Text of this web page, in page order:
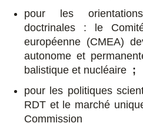
pour les
doctrinales : le
européenne (CMEA)
autonome et
balistique et nucléaire ;
pour les politiques
RDT et le marché
Commission